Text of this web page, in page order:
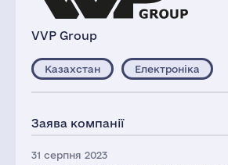
VVP Group
Казахстан Електроніка
Заява компанії
31 серпня 2023